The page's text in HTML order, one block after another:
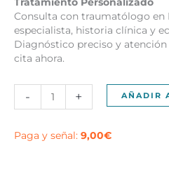
100,00€.
Consulta con traumatólogo en
especialista, historia clínica y
Diagnóstico preciso y atención
cita ahora.
-
Madrid
+ AÑADIR
Paga y señal: 9,00€